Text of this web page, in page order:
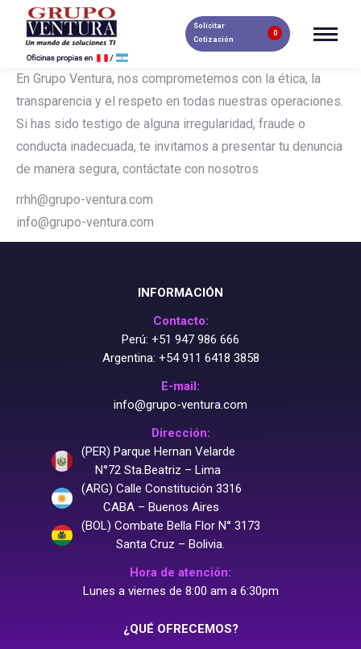
Solicitar
Cotización
0
En Grupo Ventura, nos comprometemos con la ética, la
transparencia y el respeto en todas nuestras operaciones.
Si has sido testigo de alguna irregularidad, fraude o
conducta inadecuada, te invitamos a presentar tu denuncia
de manera segura, contáctate con nosotros
rrhh@grupo-ventura.com
info@grupo-ventura.com
INFORMACIÓN
Contacto:
Perú: +51 947 986 666
Argentina: +54 911 6418 3858
E-mail:
info@grupo-ventura.com
Dirección:
(PER) Parque Hernan Velarde
N°72 Sta.Beatriz – Lima
(ARG) Calle Constitución 3316
CABA – Buenos Aires
(BOL) Combate Bella Flor N° 3173
Santa Cruz – Bolivia.
Hora de atención:
Lunes a viernes de 8:00 am a 6:30pm
¿QUÉ OFRECEMOS?